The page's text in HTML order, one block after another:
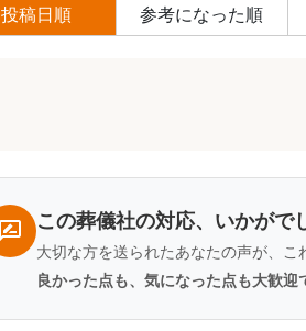
投稿日順 参考になった順
この葬儀社の対応、いかがで
大切な方を送られたあなたの声が、こ
良かった点も、気になった点も大歓迎